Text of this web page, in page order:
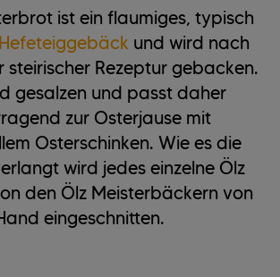
ist ein flaumiges, typisch
Hefeteiggebäck und wird nach
steirischer Rezeptur gebacken.
gesalzen und passt daher
zur Osterjause mit
Osterschinken. Wie es die
wird jedes einzelne Ölz
den Ölz Meisterbäckern von
eingeschnitten.